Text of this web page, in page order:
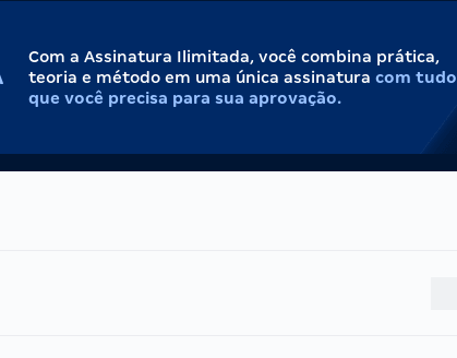
Com a Assinatura Ilimitada, você combina prática,
teoria e método em uma única assinatura com tudo
que você precisa para sua aprovação.